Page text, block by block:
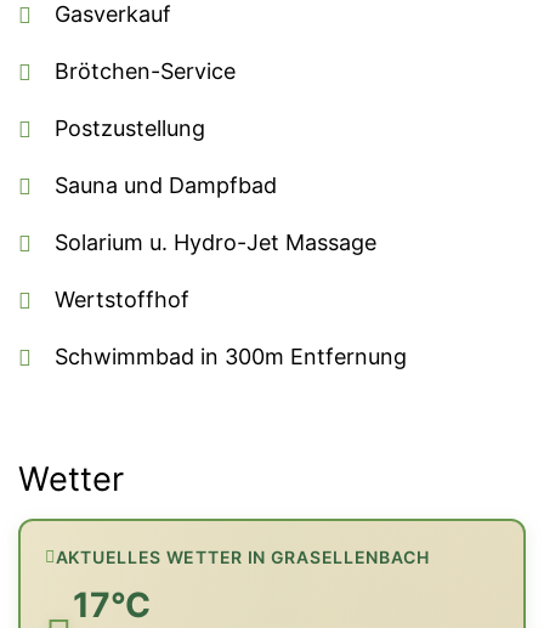
Gasverkauf
Brötchen-Service
Postzustellung
Sauna und Dampfbad
Solarium u. Hydro-Jet Massage
Wertstoffhof
Schwimmbad in 300m Entfernung
Wetter
AKTUELLES WETTER IN GRASELLENBACH
17°C